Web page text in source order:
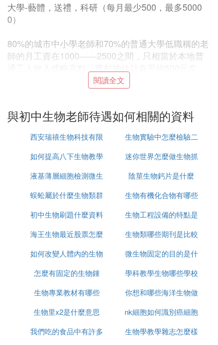
大學-藝體，送禮，科研（每月最少500，最多5000
0）
80%的城市中小學老師和70%的普通大學低職稱的老
師的月工資在1000——2500之間，只相當於本地普
㈡ 北師大銀川中學老師的待遇
遠山區補助、績效工資，每月扣除五險一金後到手24
60元，年底有5000元的效能工資。
其他地方介紹
任費但是也就兩三百元每月，高級教師職稱每月能多
拿個大幾百元。也有人說，一年到手10萬左右，工資
6k，補發工資大概一年2萬多不到3萬。
2、天津：小學，天津市西青區、5年小一、月薪500
0左右。福利：學期末績效獎勵2000，3月工資。
3、內蒙古：內蒙，小教一級。08年上班。打卡307
0，績效一年7000多。
閱讀全文
與初中生物老師待遇如何相關的資料
西安瑞禧生物科技有限
公司怎麼樣
生物實驗中怎麼檢驗二
氧化碳
如何提高八下生物教學
質量
迷你世界怎麼做生物抓
捕器
液基薄層細胞檢測微生
物怎麼看
陰莖生物鈣片是什麼
蜈蚣屬於什麼生物類群
生物有機化合物有哪些
初中生物刷題什麼資料
好
生物工程設備的特點是
什麼
海王生物最近股票怎麼
樣
生物類哪些期刊是比較
好的
如何改變人體內的生物
鍾
微生物固定的目的是什
麼
怎麼有固定的生物鍾
學科教學生物哪些學校
好考
生物專業教材有哪些
你想和哪些海洋生物做
朋友
生物里x2是什麼意思
nk細胞如何識別癌細胞
來北聯生物專業
我們吃的食品中有許多
生物學教學雜志怎麼樣